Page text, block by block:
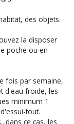
des objets.
la disposer
poche ou en
fois par semaine,
d'eau froide, les
minimum 1
tout.
ce cas, les